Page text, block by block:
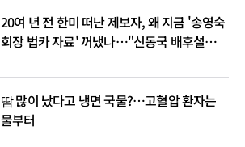
20여 년 전 한미 떠난 제보자, 왜 지금 '송영숙
회장 법카 자료' 꺼냈나…"신동국 배후설은
땀 많이 났다고 냉면 국물?…고혈압 환자는
물부터